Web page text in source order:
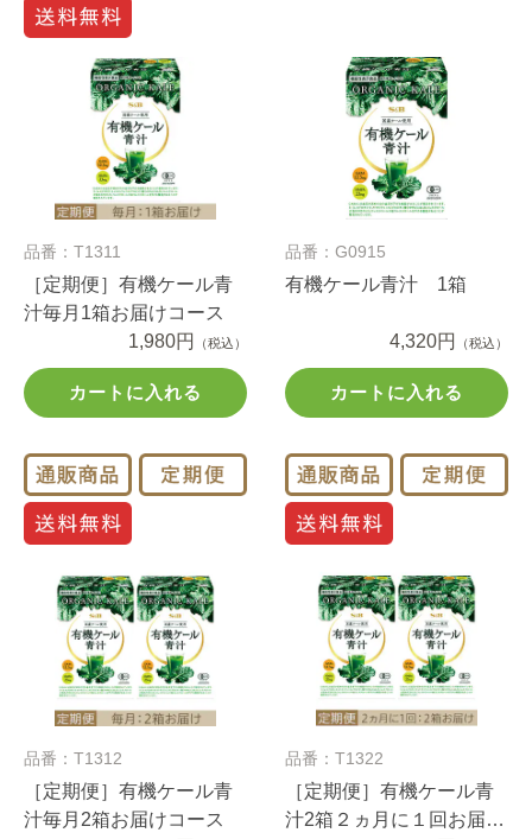
品番：T1311
［定期便］有機ケール青
汁毎月1箱お届けコース
1,980円
（税込）
カートに入れる
品番：G0915
有機ケール青汁 1箱
4,320円 （税込）
カートに入れる
品番：T1312
［定期便］有機ケール青
汁毎月2箱お届けコース
品番：T1322
［定期便］有機ケール青
汁2箱２ヵ月に１回お届け